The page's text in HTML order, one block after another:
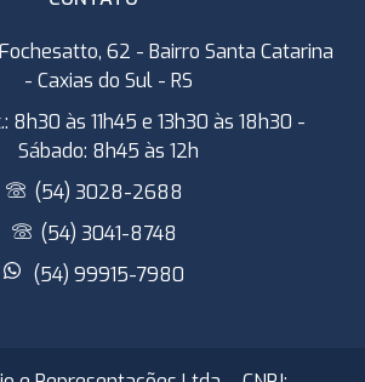
62 - Bairro Santa Catarina
- Caxias do Sul - RS
8h30 às 11h45 e 13h30 às 18h30 -
Sábado: 8h45 às 12h
(54) 3028-2688
(54) 3041-8748
(54) 99915-7980